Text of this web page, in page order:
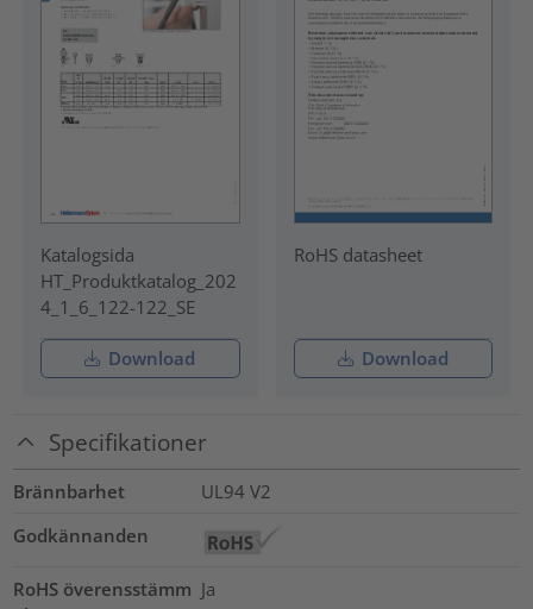
Katalogsida
HT_Produktkatalog_202
4_1_6_122-122_SE
Download
RoHS datasheet
Download
Specifikationer
Brännbarhet
UL94 V2
Godkännanden
RoHS överensstämm Ja